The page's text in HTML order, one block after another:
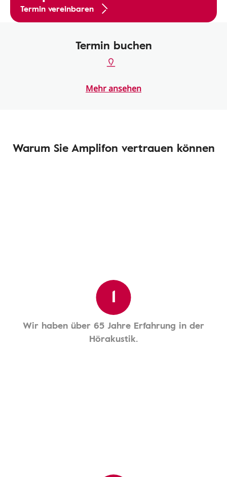
Termin vereinbaren
Termin buchen
Mehr ansehen
Warum Sie Amplifon vertrauen können
1
Wir haben über 65 Jahre Erfahrung in der
Hörakustik.